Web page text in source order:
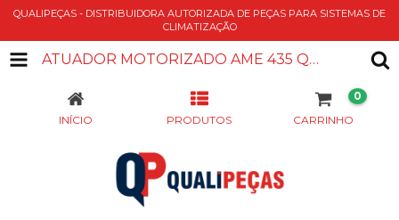
QUALIPEÇAS - DISTRIBUIDORA AUTORIZADA DE PEÇAS PARA SISTEMAS DE
CLIMATIZAÇÃO
ATUADOR MOTORIZADO AME 435 QM 24V 7,5-15S/MM 20MM 400N - PROPORCIONAL - 082H0171
INÍCIO PRODUTOS CARRINHO
0